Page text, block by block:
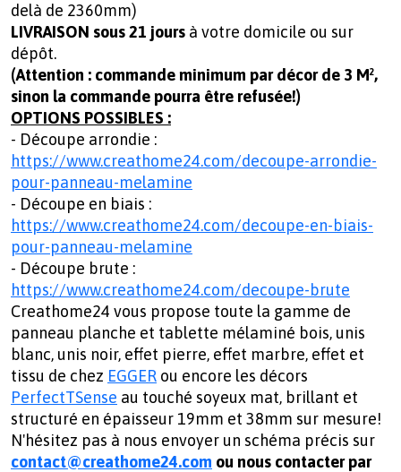
delà de 2360mm)
LIVRAISON sous 21 jours à votre domicile ou sur
dépôt.
(Attention : commande minimum par décor de 3 M²,
sinon la commande pourra être refusée!)
OPTIONS POSSIBLES :
- Découpe arrondie :
https://www.creathome24.com/decoupe-arrondie-
pour-panneau-melamine
- Découpe en biais :
https://www.creathome24.com/decoupe-en-biais-
pour-panneau-melamine
- Découpe brute :
https://www.creathome24.com/decoupe-brute
Creathome24 vous propose toute la gamme de
panneau planche et tablette mélaminé bois, unis
blanc, unis noir, effet pierre, effet marbre, effet et
tissu de chez EGGER ou encore les décors
PerfectTSense au touché soyeux mat, brillant et
structuré en épaisseur 19mm et 38mm sur mesure!
N'hésitez pas à nous envoyer un schéma précis sur
contact@creathome24.com ou nous contacter par